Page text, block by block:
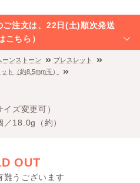
注文は、22日(土)順次発送
こちら）
ーンストーン
ブレスレット
ト（約8.5mm玉）
ズ変更可）
18.0g（約）
OUT
難うございます